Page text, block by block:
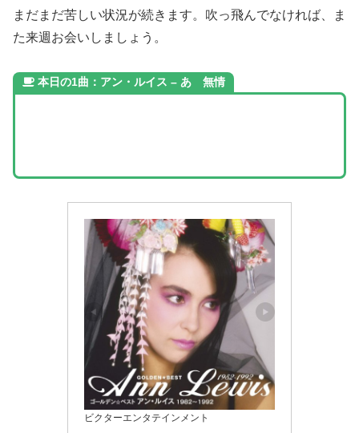
まだまだ苦しい状況が続きます。吹っ飛んでなければ、ま
た来週お会いしましょう。
本日の1曲：アン・ルイス – あゝ無情
ビクターエンタテインメント